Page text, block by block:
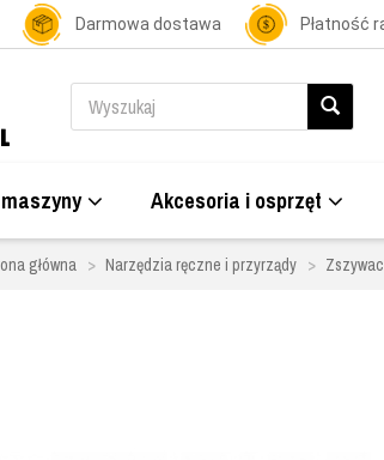
Darmowa dostawa Płatność
Akcesoria i osprzęt
główna Narzędzia ręczne i przyrządy